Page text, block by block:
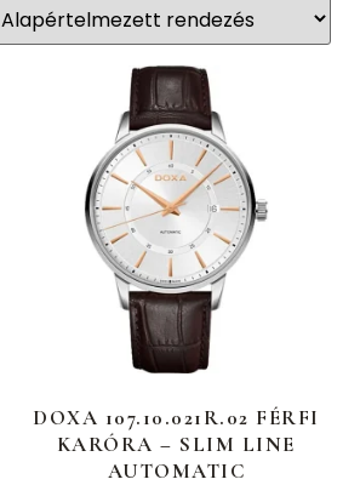
DOXA 107.10.021R.02 FÉRFI
KARÓRA – SLIM LINE
AUTOMATIC